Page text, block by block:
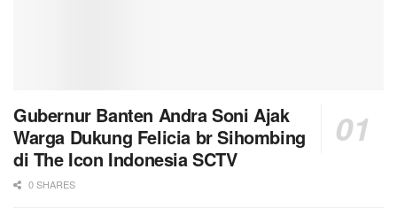
Gubernur Banten Andra Soni Ajak
Warga Dukung Felicia br Sihombing
di The Icon Indonesia SCTV
0 SHARES